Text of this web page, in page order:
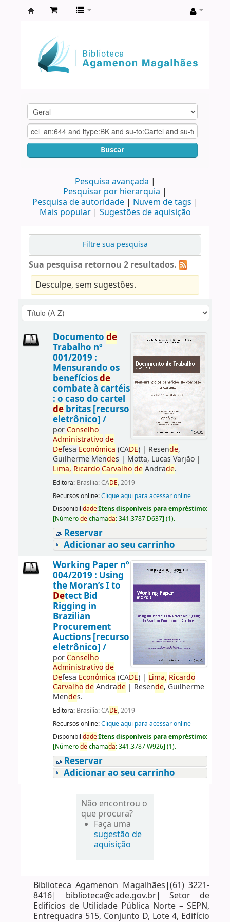
Agamenon
Magalhães
Buscar
Pesquisa avançada
Pesquisar por hierarquia
Pesquisa de autoridade
Nuvem de tags
Mais popular
Sugestões de aquisição
Filtre sua pesquisa
Sua pesquisa retornou 2 resultados.
Desculpe, sem sugestões.
Documento de
Trabalho nº
001/2019 :
Mensurando os
benefíciosde
combate à cartéis
: o caso do cartel
debritas [recurso
eletrônico] /
porConselho
Administrativo de
Defesa Econômica (CADE)| Resende,
Guilherme Mendes | Motta, Lucas Varjão|
Lima, Ricardo Carvalho deAndrade.
Editora: Brasília: CADE, 2019
Recursos online:Clique aqui para acessar online
Disponibilidade:Itens disponíveis para empréstimo:
[Númerodechamada:341.3787 D637] (1).
Reservar
Adicionar ao seu carrinho
Working Paper nº
004/2019 : Using
the Moran’s I to
Detect Bid
Rigging in
Brazilian
Procurement
Auctions [recurso
eletrônico] /
porConselho
Administrativo de
Defesa Econômica (CADE)| Lima, Ricardo
Carvalho deAndrade| Resende, Guilherme
Mendes.
Editora: Brasília: CADE, 2019
Recursos online:Clique aqui para acessar online
Disponibilidade:Itens disponíveis para empréstimo:
[Númerodechamada:341.3787 W926] (1).
Reservar
Adicionar ao seu carrinho
Não encontrou o
que procura?
Faça uma
sugestão de
aquisição
Biblioteca Agamenon Magalhães|(61) 3221-
8416| biblioteca@cade.gov.br| Setor de
Edifícios de Utilidade Pública Norte – SEPN,
Entrequadra 515, Conjunto D, Lote 4, Edifício